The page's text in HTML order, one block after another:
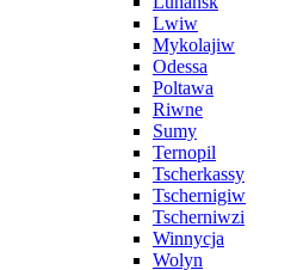
Lwiw
Mykolajiw
Odessa
Poltawa
Riwne
Sumy
Ternopil
Tscherkassy
Tschernigiw
Tscherniwzi
Winnycja
Wolyn